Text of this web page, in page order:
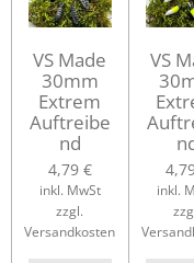
VS Made
30mm
Extrem
Auftreibe
nd
4,79 €
inkl. MwSt
zzgl.
Versandkosten
VS
inkl.